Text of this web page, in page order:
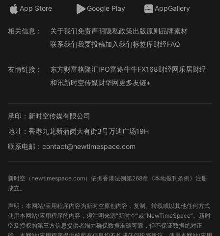
App Store Google Play AppGallery
相关信息： 关于我们免责声明隐私政策出版原则品牌素材
联系我们我要投稿加入我们标签库财经FAQ
友情链接： 东方财富格隆汇IPO富途牛牛FX168财经网乐居财经
和讯新时空传媒财华网更多友链+
承印：新时空传媒有限公司
地址：香港九龙新蒲岗大有街3号万迪广场19H
联系电邮：contact@newtimespace.com
新时空（ newtimespace.com）依据香港法例第268章《本地报刊条例》注册
成立。
声明：本网站/应用程序内容为新时空原创内容，复制、转载或以其他任何方式
使用本网站/应用程序的内容，须注明来源“新时空”或“NewTimeSpace”。新时
空及授权的第三方信息提供者竭力确保数据准确可靠，但不保证数据绝对正